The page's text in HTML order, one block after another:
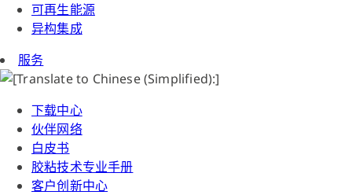
可再生能源
异构集成
服务
下载中心
伙伴网络
白皮书
胶粘技术专业手册
客户创新中心